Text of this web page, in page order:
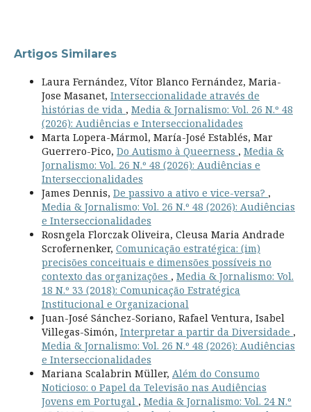
Artigos Similares
Laura Fernández, Vítor Blanco Fernández, Maria-
Jose Masanet, Interseccionalidade através de
histórias de vida , Media & Jornalismo: Vol. 26 N.º 48
(2026): Audiências e Interseccionalidades
Marta Lopera-Mármol, María-José Establés, Mar
Guerrero-Pico, Do Autismo à Queerness , Media &
Jornalismo: Vol. 26 N.º 48 (2026): Audiências e
Interseccionalidades
James Dennis, De passivo a ativo e vice-versa? ,
Media & Jornalismo: Vol. 26 N.º 48 (2026): Audiências
e Interseccionalidades
Rosngela Florczak Oliveira, Cleusa Maria Andrade
Scrofernenker, Comunicação estratégica: (im)
precisões conceituais e dimensões possíveis no
contexto das organizações , Media & Jornalismo: Vol.
18 N.º 33 (2018): Comunicação Estratégica
Institucional e Organizacional
Juan-José Sánchez-Soriano, Rafael Ventura, Isabel
Villegas-Simón, Interpretar a partir da Diversidade ,
Media & Jornalismo: Vol. 26 N.º 48 (2026): Audiências
e Interseccionalidades
Mariana Scalabrin Müller, Além do Consumo
Noticioso: o Papel da Televisão nas Audiências
Jovens em Portugal , Media & Jornalismo: Vol. 24 N.º